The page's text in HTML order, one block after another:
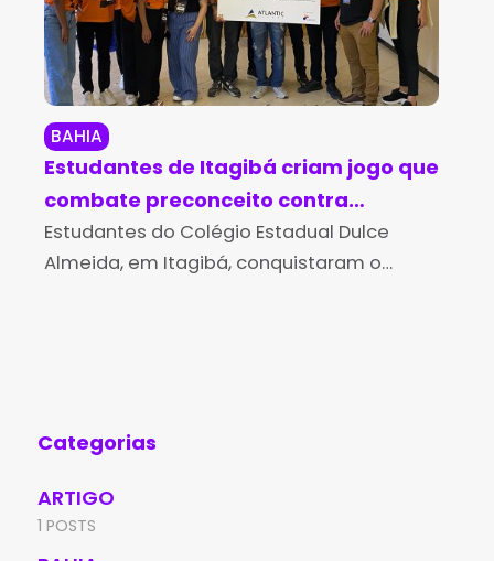
BAHIA
Estudantes de Itagibá criam jogo que
combate preconceito contra
autistas
Estudantes do Colégio Estadual Dulce
Almeida, em Itagibá, conquistaram o
Categorias
ARTIGO
1 POSTS